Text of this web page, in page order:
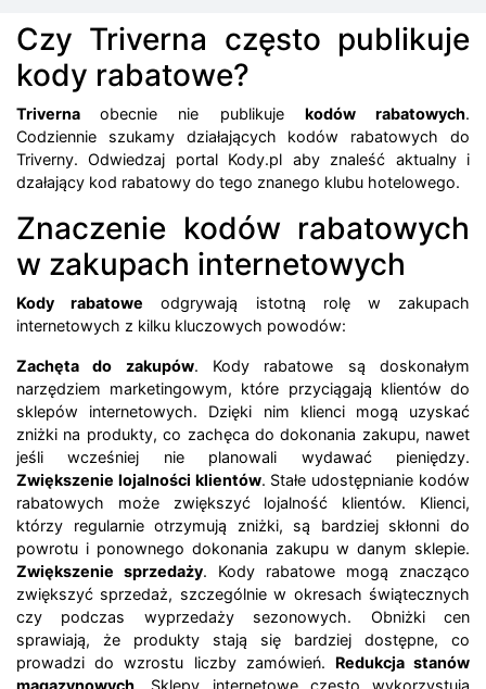
Czy Triverna często publikuje
kody rabatowe?
Trivernaobecnie nie publikuje kodów rabatowych.
Codziennie szukamy działających kodów rabatowych do
Triverny. Odwiedzaj portal Kody.pl aby znaleść aktualny i
dzałający kod rabatowy do tego znanego klubu hotelowego.
Znaczenie kodów rabatowych
w zakupach internetowych
Kody rabatowe odgrywają istotną rolę w zakupach
internetowych z kilku kluczowych powodów:
Zachęta do zakupów. Kody rabatowe są doskonałym
narzędziem marketingowym, które przyciągają klientów do
sklepów internetowych. Dzięki nim klienci mogą uzyskać
zniżki na produkty, co zachęca do dokonania zakupu, nawet
jeśli wcześniej nie planowali wydawać pieniędzy.
Zwiększenie lojalności klientów. Stałe udostępnianie kodów
rabatowych może zwiększyć lojalność klientów. Klienci,
którzy regularnie otrzymują zniżki, są bardziej skłonni do
powrotu i ponownego dokonania zakupu w danym sklepie.
Zwiększenie sprzedaży. Kody rabatowe mogą znacząco
zwiększyć sprzedaż, szczególnie w okresach świątecznych
czy podczas wyprzedaży sezonowych. Obniżki cen
sprawiają, że produkty stają się bardziej dostępne, co
prowadzi do wzrostu liczby zamówień. Redukcja stanów
magazynowych. Sklepy internetowe często wykorzystują